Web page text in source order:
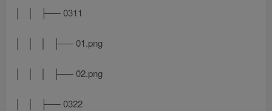
│ │ ├── 0311
│ │ │ ├── 01.png
│ │ │ ├── 02.png
│ │ ├── 0322